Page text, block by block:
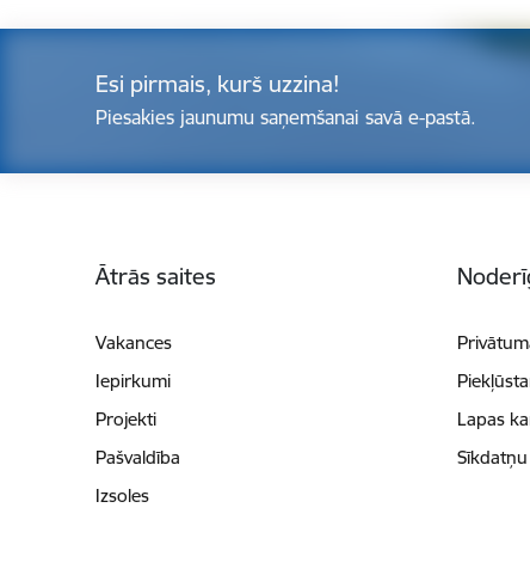
Esi pirmais, kurš uzzina!
Piesakies jaunumu saņemšanai savā e-pastā.
Ātrās saites
Vakances
Iepirkumi
Projekti
Pašvaldība
Izsoles
Lapas